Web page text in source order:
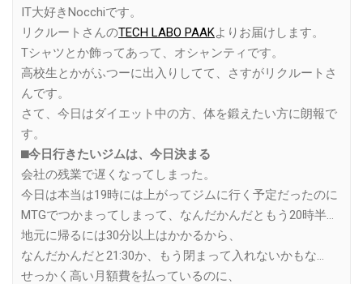
IT大好きNocchiです。
リクルートさんのTECH LABO PAAKよりお届けします。
Tシャツとか飾ってあって、オシャンティです。
高校生とかがふつーに出入りしてて、さすがリクルートさ
んです。
さて、今日はダイエット中の方、体を鍛えたい方に朗報で
す。
⬛︎今日行きたいジムは、今日決まる
会社の残業で遅くなってしまった。
今日は本当は19時には上がってジムに行く予定だったのに
MTGでつかまってしまって、なんだかんだともう20時半…
地元に帰るには30分以上はかかるから、
なんだかんだと21:30か、もう閉まって入れないかもな…
せっかく高い月額費を払っているのに、